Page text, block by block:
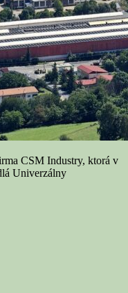
CSM Industry, ktorá v
Univerzálny